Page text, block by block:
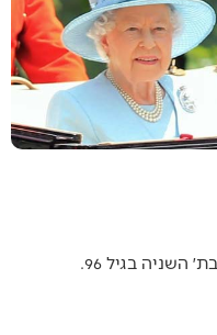
לפני כשבועיים נפטרה המלכה אליזבת׳ השניה בגיל 96.